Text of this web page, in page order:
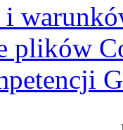
i
plików